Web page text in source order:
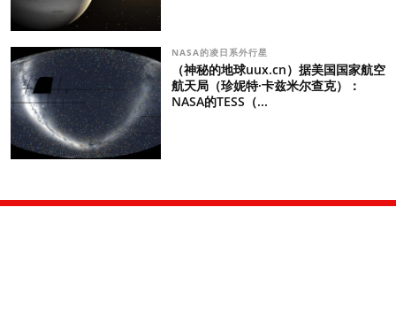
NASA的凌日系外行星
（神秘的地球uux.cn）据美国国家航空
航天局（珍妮特·卡兹米尔查克）：
NASA的TESS（...